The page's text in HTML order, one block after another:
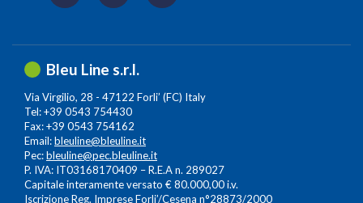
Bleu Line s.r.l.
Via Virgilio, 28 - 47122 Forli’ (FC) Italy
Tel: +39 0543 754430
Fax: +39 0543 754162
Email:bleuline@bleuline.it
Pec:bleuline@pec.bleuline.it
P. IVA: IT03168170409 – R.E.A n. 289027
Capitale interamente versato € 80.000,00 i.v.
Iscrizione Reg. Imprese Forli’/Cesena n°28873/2000